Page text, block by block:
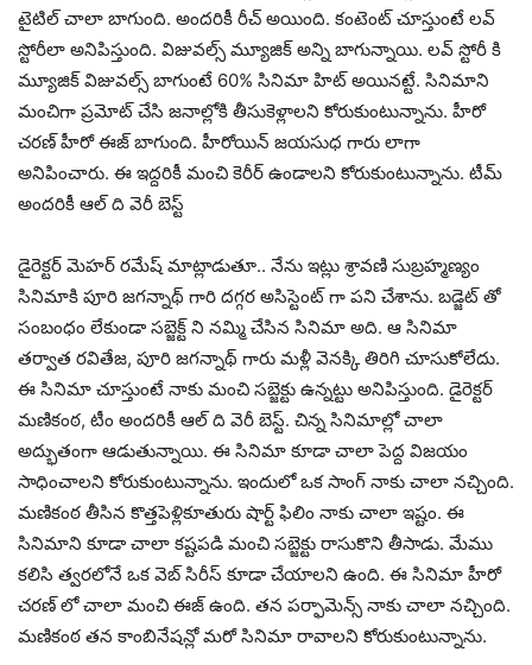
టైటిల్ చాలా బాగుంది. అందరికీ రీచ్ అయింది. కంటెంట్ చూస్తుంటే లవ్
స్టోరీలా అనిపిస్తుంది. విజువల్స్ మ్యూజిక్ అన్ని బాగున్నాయి. లవ్ స్టోరీ కి
మ్యూజిక్ విజువల్స్ బాగుంటే 60% సినిమా హిట్ అయినట్టే. సినిమాని
మంచిగా ప్రమోట్ చేసి జనాల్లోకి తీసుకెళ్లాలని కోరుకుంటున్నాను. హీరో
చరణ్ హీరో ఈజ్ బాగుంది. హీరోయిన్ జయసుధ గారు లాగా
అనిపించారు. ఈ ఇద్దరికీ మంచి కెరీర్ ఉండాలని కోరుకుంటున్నాను. టీమ్
అందరికీ ఆల్ ది వెరీ బెస్ట్
డైరెక్టర్ మెహర్ రమేష్ మాట్లాడుతూ.. నేను ఇట్లు శ్రావణి సుబ్రహ్మణ్యం
సినిమాకి పూరి జగన్నాథ్ గారి దగ్గర అసిస్టెంట్ గా పని చేశాను. బడ్జెట్ తో
సంబంధం లేకుండా సబ్జెక్ట్ ని నమ్మి చేసిన సినిమా అది. ఆ సినిమా
తర్వాత రవితేజ, పూరి జగన్నాథ్ గారు మళ్లీ వెనక్కి తిరిగి చూసుకోలేదు.
ఈ సినిమా చూస్తుంటే నాకు మంచి సబ్జెక్టు ఉన్నట్టు అనిపిస్తుంది. డైరెక్టర్
మణికంఠ, టీం అందరికీ ఆల్ ది వెరీ బెస్ట్. చిన్న సినిమాల్లో చాలా
అద్భుతంగా ఆడుతున్నాయి. ఈ సినిమా కూడా చాలా పెద్ద విజయం
సాధించాలని కోరుకుంటున్నాను. ఇందులో ఒక సాంగ్ నాకు చాలా నచ్చింది.
మణికంఠ తీసిన కొత్తపెళ్లికూతురు షార్ట్ ఫిలిం నాకు చాలా ఇష్టం. ఈ
సినిమాని కూడా చాలా కష్టపడి మంచి సబ్జెక్టు రాసుకొని తీసాడు. మేము
కలిసి త్వరలోనే ఒక వెబ్ సిరీస్ కూడా చేయాలని ఉంది. ఈ సినిమా హీరో
చరణ్ లో చాలా మంచి ఈజ్ ఉంది. తన పర్ఫామెన్స్ నాకు చాలా నచ్చింది.
మణికంఠ తన కాంబినేషన్లో మరో సినిమా రావాలని కోరుకుంటున్నాను.